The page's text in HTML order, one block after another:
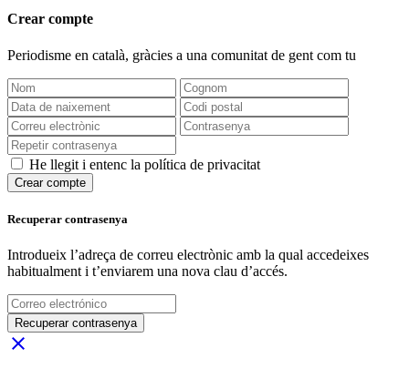
Crear compte
Periodisme en català, gràcies a una comunitat de gent com tu
He llegit i entenc la política de privacitat
Crear compte
Recuperar contrasenya
Introdueix l’adreça de correu electrònic amb la qual accedeixes
habitualment i t’enviarem una nova clau d’accés.
Recuperar contrasenya
close